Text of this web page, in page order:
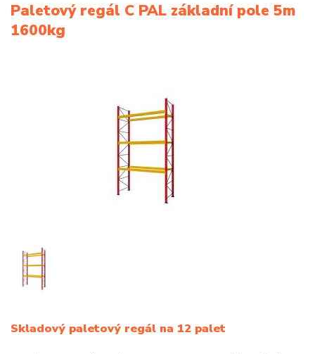
Paletový regál C PAL základní pole 5m
1600kg
Skladový paletový regál na 12 palet